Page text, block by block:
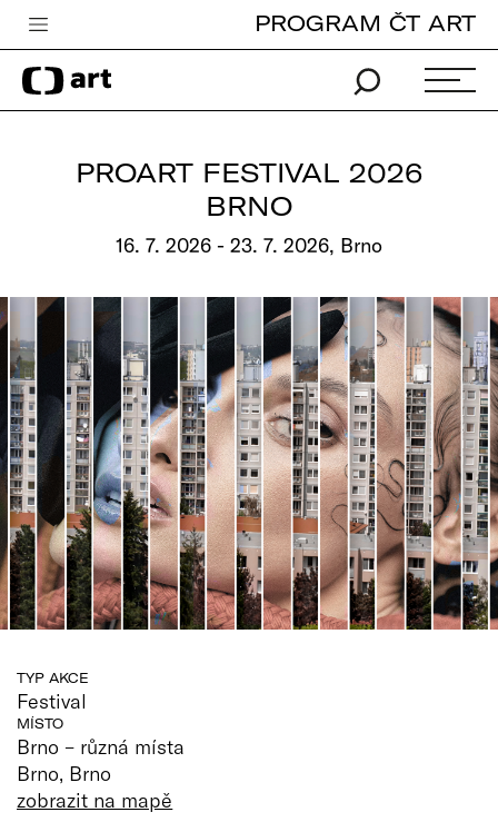
Česká televize
Zpravodajství
Vše o ČT
PROGRAM ČT ART
PROART FESTIVAL 2026
BRNO
16. 7. 2026 - 23. 7. 2026, Brno
TYP AKCE
Festival
MÍSTO
Brno – různá místa
Brno, Brno
zobrazit na mapě